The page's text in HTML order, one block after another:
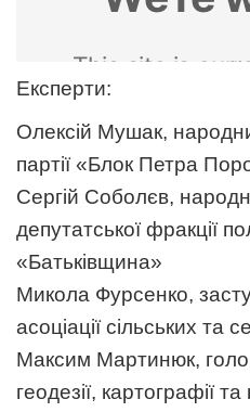
Експерти:
Олексій Мушак,
партії «Блок Петра
Сергій Соболєв,
депутатської фракції
«Батьківщина»
Микола Фурсенко,
асоціації сільських та
Максим Мартинюк,
геодезії, картографії